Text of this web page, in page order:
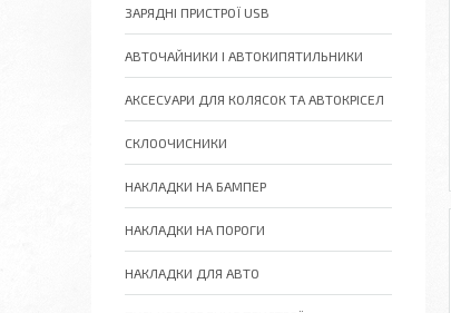
ЗАРЯДНІ ПРИСТРОЇ USB
АВТОЧАЙНИКИ І АВТОКИПЯТИЛЬНИКИ
АКСЕСУАРИ ДЛЯ КОЛЯСОК ТА АВТОКРІСЕЛ
СКЛООЧИСНИКИ
НАКЛАДКИ НА БАМПЕР
НАКЛАДКИ НА ПОРОГИ
НАКЛАДКИ ДЛЯ АВТО